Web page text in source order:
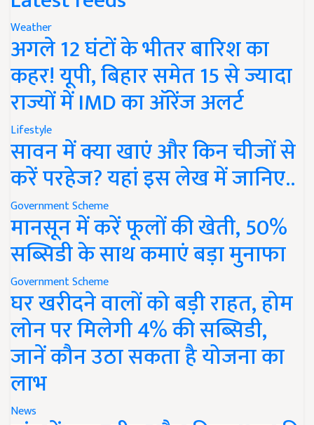
Weather
अगले 12 घंटों के भीतर बारिश का
कहर! यूपी, बिहार समेत 15 से ज्यादा
राज्यों में IMD का ऑरेंज अलर्ट
Lifestyle
सावन में क्या खाएं और किन चीजों से
करें परहेज? यहां इस लेख में जानिए..
Government Scheme
मानसून में करें फूलों की खेती, 50%
सब्सिडी के साथ कमाएं बड़ा मुनाफा
Government Scheme
घर खरीदने वालों को बड़ी राहत, होम
लोन पर मिलेगी 4% की सब्सिडी,
जानें कौन उठा सकता है योजना का
लाभ
News